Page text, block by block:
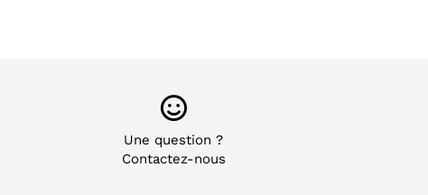
Une question ?
Contactez-nous